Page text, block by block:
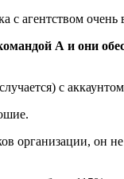
с агентством очень
А и они
с
он